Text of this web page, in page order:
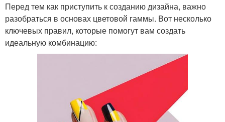
Перед тем как приступить к созданию дизайна, важно
разобраться в основах цветовой гаммы. Вот несколько
ключевых правил, которые помогут вам создать
идеальную комбинацию: